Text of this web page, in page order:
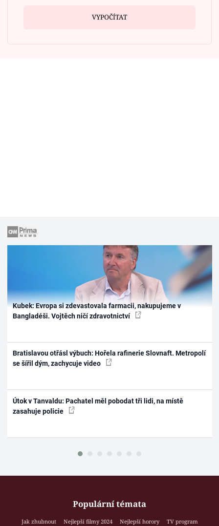
VYPOČÍTAT
Kubek: Evropa si zdevastovala farmacii, nakupujeme v
Bangladéši. Vojtěch ničí zdravotnictví
Bratislavou otřásl výbuch: Hořela rafinerie Slovnaft. Metropolí
se šířil dým, zachycuje video
Útok v Tanvaldu: Pachatel měl pobodat tři lidi, na místě
zasahuje policie
Populární témata
Jak zhubnout Nejlepší filmy 2024 Nejlepší horory
TV program